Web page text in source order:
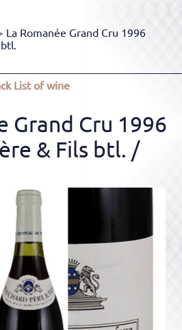
La Romanée Grand Cru 1996
List of wine
Grand Cru 1996
& Fils btl. /